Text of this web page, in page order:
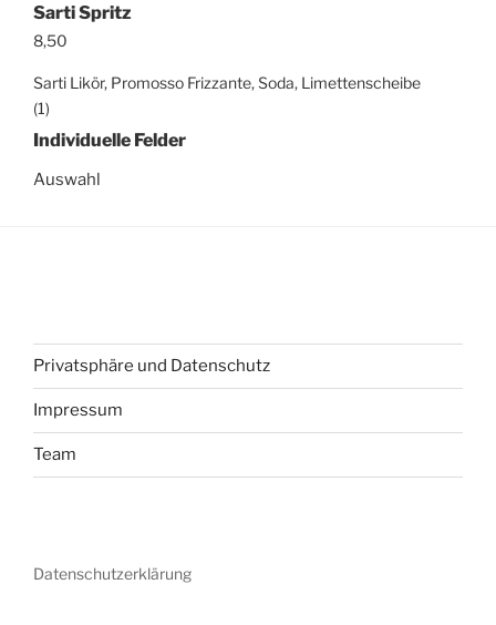
Sarti Spritz
8,50
Sarti Likör, Promosso Frizzante, Soda, Limettenscheibe
(1)
Individuelle Felder
Auswahl
Privatsphäre und Datenschutz
Impressum
Team
Datenschutzerklärung